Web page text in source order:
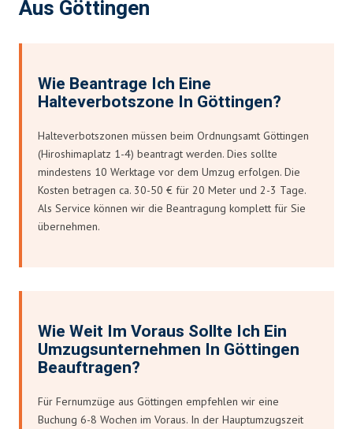
Aus Göttingen
Wie Beantrage Ich Eine
Halteverbotszone In Göttingen?
Halteverbotszonen müssen beim Ordnungsamt Göttingen
(Hiroshimaplatz 1-4) beantragt werden. Dies sollte
mindestens 10 Werktage vor dem Umzug erfolgen. Die
Kosten betragen ca. 30-50 € für 20 Meter und 2-3 Tage.
Als Service können wir die Beantragung komplett für Sie
übernehmen.
Wie Weit Im Voraus Sollte Ich Ein
Umzugsunternehmen In Göttingen
Beauftragen?
Für Fernumzüge aus Göttingen empfehlen wir eine
Buchung 6-8 Wochen im Voraus. In der Hauptumzugszeit